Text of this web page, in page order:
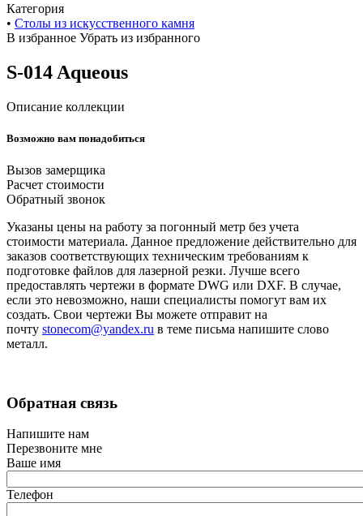
Категория
• Cтолы из искусственного камня
В избранное Убрать из избранного
S-014 Aqueous
Описание коллекции
Возможно вам понадобиться
Вызов замерщика
Расчет стоимости
Обратный звонок
Указаны цены на работу за погонный метр без учета
стоимости материала. Данное предложение действительно для
заказов соответствующих техническим требованиям к
подготовке файлов для лазерной резки. Лучше всего
предоставлять чертежи в формате DWG или DXF. В случае,
если это невозможно, наши специалисты помогут вам их
создать. Свои чертежи Вы можете отправит на
почту stonecom@yandex.ru в теме письма напишите слово
металл.
Обратная связь
Напишите нам
Перезвоните мне
Ваше имя
Телефон